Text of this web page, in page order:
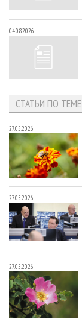
04.08.2026
СТАТЬИ ПО ТЕМЕ
27.05.2026
27.05.2026
27.05.2026